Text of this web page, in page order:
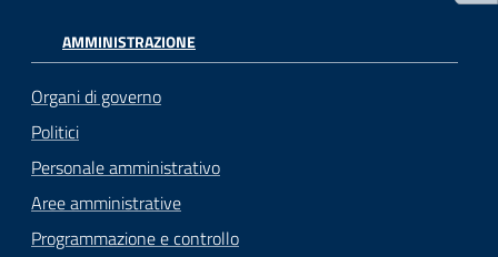
AMMINISTRAZIONE
Organi di governo
Politici
Personale amministrativo
Aree amministrative
Programmazione e controllo